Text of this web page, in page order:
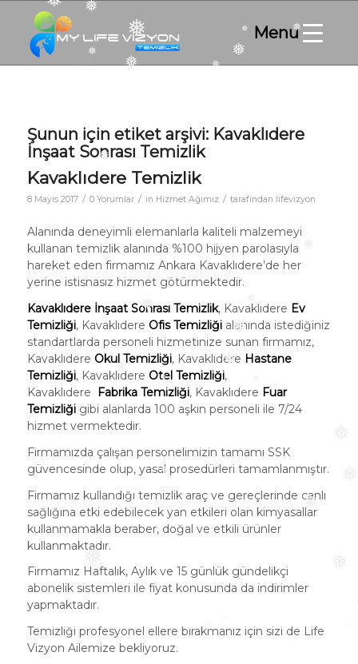
❅
❅
❅
❅
❅
❅
❅
❅
❅
❅
❅
❅
❅ ❅
Şunun için etiket arşivi: Kavaklıdere
İnşaat Sonrası Temizlik
Kavaklıdere Temizlik
8 Mayıs 2017 / 0 Yorumlar / in Hizmet Ağımız / tarafından lifevizyon
Alanında deneyimli elemanlarla kaliteli malzemeyi
kullanan temizlik alanında %100 hijyen parolasıyla
hareket eden firmamız Ankara Kavaklıdere’de her
yerine istisnasız hizmet götürmektedir.
Kavaklıdere İnşaat Sonrası Temizlik, Kavaklıdere Ev
Temizliği, Kavaklıdere Ofis Temizliğialanında istediğiniz
standartlarda personeli hizmetinize sunan firmamız,
Kavaklıdere Okul Temizliği, Kavaklıdere Hastane
Temizliği, Kavaklıdere Otel Temizliği,
Kavaklıdere
Fabrika Temizliği, Kavaklıdere Fuar
Temizliğigibi alanlarda 100 aşkın personeli ile 7/24
hizmet vermektedir.
Firmamızda çalışan personelimizin tamamı SSK
güvencesinde olup, yasal prosedürleri tamamlanmıştır.
Firmamız kullandığı temizlik araç ve gereçlerinde canlı
sağlığına etki edebilecek yan etkileri olan kimyasallar
kullanmamakla beraber, doğal ve etkili ürünler
kullanmaktadır.
Firmamız Haftalık, Aylık ve 15 günlük gündelikçi
abonelik sistemleri ile fiyat konusunda da indirimler
yapmaktadır.
Temizliği profesyonel ellere bırakmanız için sizi de Life
Vizyon Ailemize bekliyoruz.